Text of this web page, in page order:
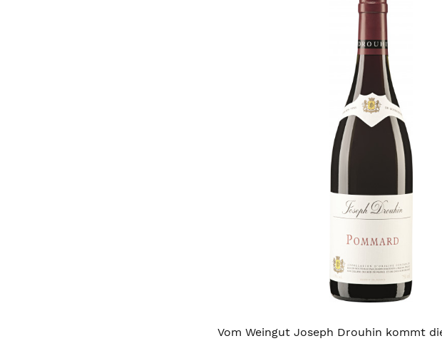
Vom Weingut Joseph Drouhin kommt